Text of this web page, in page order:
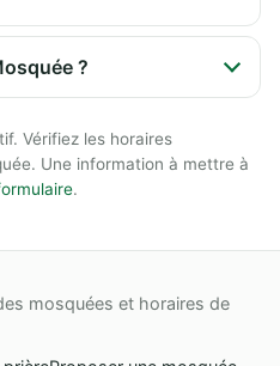
?
Vérifiez les horaires
Une information à mettre à
.
mosquées et horaires de